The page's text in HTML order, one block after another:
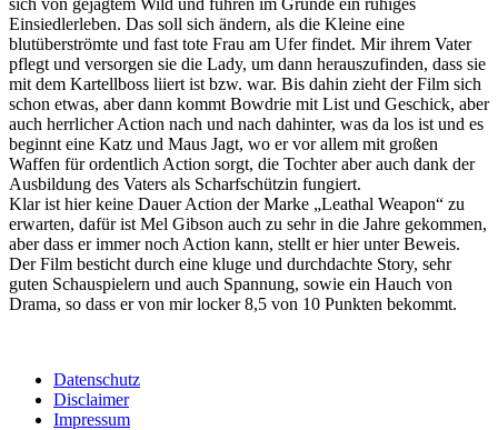
Einsiedlerleben. Das soll sich ändern, als die Kleine eine
blutüberströmte und fast tote Frau am Ufer findet. Mir ihrem Vater
pflegt und versorgen sie die Lady, um dann herauszufinden, dass sie
mit dem Kartellboss liiert ist bzw. war. Bis dahin zieht der Film sich
schon etwas, aber dann kommt Bowdrie mit List und Geschick, aber
auch herrlicher Action nach und nach dahinter, was da los ist und es
beginnt eine Katz und Maus Jagt, wo er vor allem mit großen
Waffen für ordentlich Action sorgt, die Tochter aber auch dank der
Ausbildung des Vaters als Scharfschützin fungiert.
Klar ist hier keine Dauer Action der Marke „Leathal Weapon“ zu
erwarten, dafür ist Mel Gibson auch zu sehr in die Jahre gekommen,
aber dass er immer noch Action kann, stellt er hier unter Beweis.
Der Film besticht durch eine kluge und durchdachte Story, sehr
guten Schauspielern und auch Spannung, sowie ein Hauch von
Drama, so dass er von mir locker 8,5 von 10 Punkten bekommt.
Datenschutz
Disclaimer
Impressum